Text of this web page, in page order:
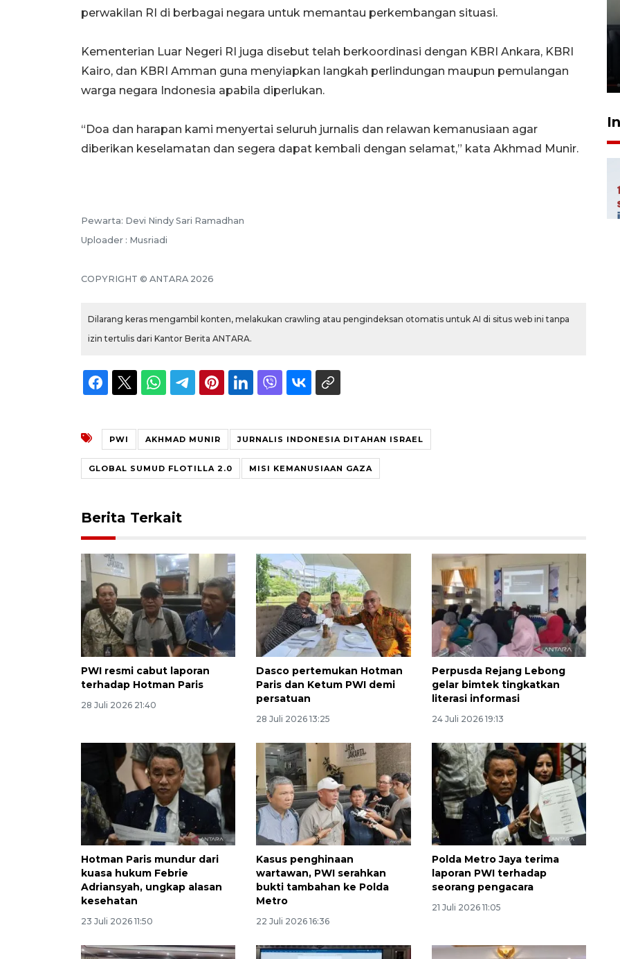
perwakilan RI di berbagai negara untuk memantau perkembangan situasi.
Kementerian Luar Negeri RI juga disebut telah berkoordinasi dengan KBRI Ankara, KBRI
Kairo, dan KBRI Amman guna menyiapkan langkah perlindungan maupun pemulangan
warga negara Indonesia apabila diperlukan.
“Doa dan harapan kami menyertai seluruh jurnalis dan relawan kemanusiaan agar
diberikan keselamatan dan segera dapat kembali dengan selamat,” kata Akhmad Munir.
Pewarta: Devi Nindy Sari Ramadhan
Uploader : Musriadi
COPYRIGHT © ANTARA 2026
Dilarang keras mengambil konten, melakukan crawling atau pengindeksan otomatis untuk AI di situs web ini tanpa
izin tertulis dari Kantor Berita ANTARA.
PWI AKHMAD MUNIR JURNALIS INDONESIA DITAHAN ISRAEL
GLOBAL SUMUD FLOTILLA 2.0 MISI KEMANUSIAAN GAZA
Berita Terkait
PWI resmi cabut laporan
terhadap Hotman Paris
28 Juli 2026 21:40
Dasco pertemukan Hotman
Paris dan Ketum PWI demi
persatuan
28 Juli 2026 13:25
Perpusda Rejang Lebong
gelar bimtek tingkatkan
literasi informasi
24 Juli 2026 19:13
Hotman Paris mundur dari
kuasa hukum Febrie
Adriansyah, ungkap alasan
kesehatan
23 Juli 2026 11:50
Kasus penghinaan
wartawan, PWI serahkan
bukti tambahan ke Polda
Metro
22 Juli 2026 16:36
Polda Metro Jaya terima
laporan PWI terhadap
seorang pengacara
21 Juli 2026 11:05
kebocoran gas - VIDEO
21 Juli 2026 15:45
Ekonomi triwulan II-2026
tumbuh 5,29 persen
2026-08-06 18:45:00